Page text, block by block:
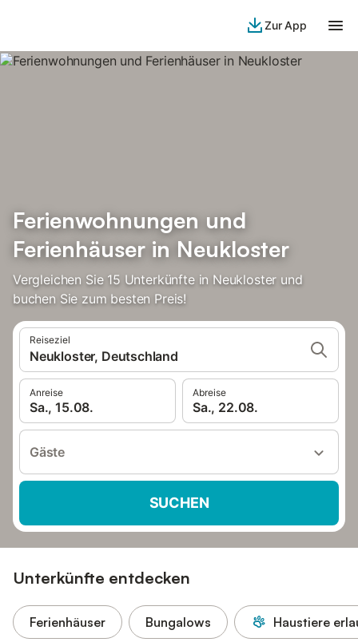
Zur App
Ferienwohnungen und
Ferienhäuser in Neukloster
Vergleichen Sie 15 Unterkünfte in Neukloster und
buchen Sie zum besten Preis!
Reiseziel
Neukloster, Deutschland
Anreise
Sa., 15.08.
Abreise
Sa., 22.08.
Gäste
SUCHEN
Unterkünfte entdecken
Ferienhäuser Bungalows Haustiere